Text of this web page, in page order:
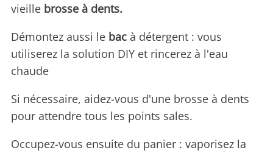
vieille brosse à dents.
Démontez aussi le bac à détergent : vous
utiliserez la solution DIY et rincerez à l'eau
chaude
Si nécessaire, aidez-vous d'une brosse à dents
pour attendre tous les points sales.
Occupez-vous ensuite du panier : vaporisez la